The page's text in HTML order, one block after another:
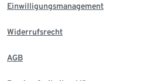
Einwilligungsmanagement
Widerrufsrecht
AGB